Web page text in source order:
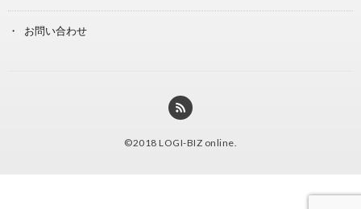
お問い合わせ
©2018 LOGI-BIZ online